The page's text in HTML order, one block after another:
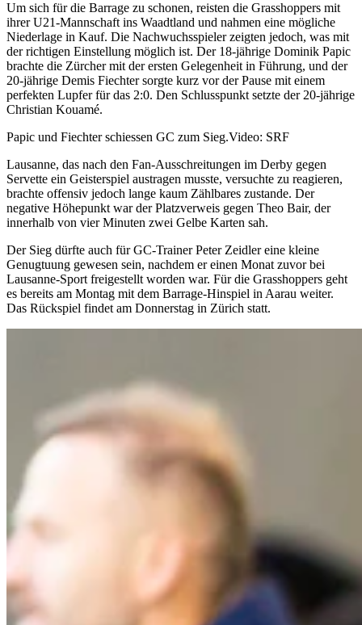
Um sich für die Barrage zu schonen, reisten die Grasshoppers mit
ihrer U21-Mannschaft ins Waadtland und nahmen eine mögliche
Niederlage in Kauf. Die Nachwuchsspieler zeigten jedoch, was mit
der richtigen Einstellung möglich ist. Der 18-jährige Dominik Papic
brachte die Zürcher mit der ersten Gelegenheit in Führung, und der
20-jährige Demis Fiechter sorgte kurz vor der Pause mit einem
perfekten Lupfer für das 2:0. Den Schlusspunkt setzte der 20-jährige
Christian Kouamé.
Papic und Fiechter schiessen GC zum Sieg.Video: SRF
Lausanne, das nach den Fan-Ausschreitungen im Derby gegen
Servette ein Geisterspiel austragen musste, versuchte zu reagieren,
brachte offensiv jedoch lange kaum Zählbares zustande. Der
negative Höhepunkt war der Platzverweis gegen Theo Bair, der
innerhalb von vier Minuten zwei Gelbe Karten sah.
Der Sieg dürfte auch für GC-Trainer Peter Zeidler eine kleine
Genugtuung gewesen sein, nachdem er einen Monat zuvor bei
Lausanne-Sport freigestellt worden war. Für die Grasshoppers geht
es bereits am Montag mit dem Barrage-Hinspiel in Aarau weiter.
Das Rückspiel findet am Donnerstag in Zürich statt.